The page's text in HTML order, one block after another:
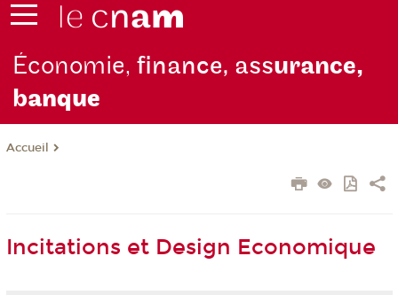
Économie,finance, assurance,
banque
Accueil
Incitations et Design Economique